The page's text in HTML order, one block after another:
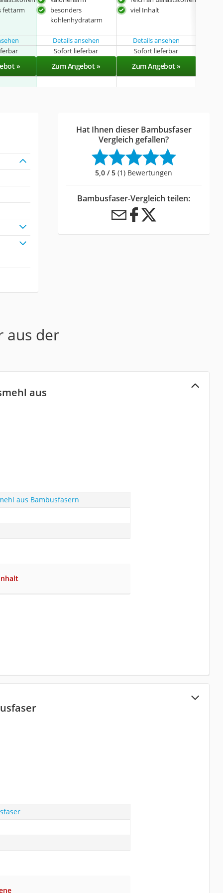
fettarm
besonders
kohlenhydratarm
viel Inhalt
Details ansehen
Details ansehen
Sofort lieferbar Sofort lieferbar
» Zum Angebot » Zum Angebot »
Hat Ihnen dieser Bambusfaser
Vergleich gefallen?
5,0 / 5 (1) Bewertungen
Bambusfaser-Vergleich teilen:
aus der
aus
aus Bambusfasern